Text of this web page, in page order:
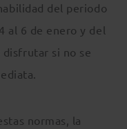
del periodo
al 6 de enero y del
si no se
normas, la